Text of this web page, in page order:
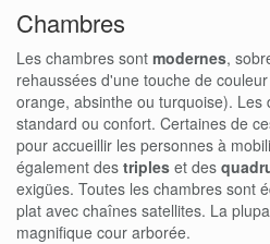
Chambres
Les chambres sont modernes,
rehaussées d'une touche de
orange, absinthe ou turquoise). Les
standard ou confort. Certaines de
pour accueillir les personnes à
également des triples et des
exigües. Toutes les chambres sont
plat avec chaînes satellites. La
magnifique cour arborée.